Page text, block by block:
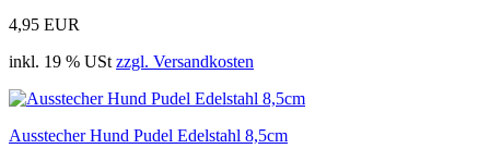
4,95 EUR
inkl. 19 % USt zzgl. Versandkosten
Ausstecher Hund Pudel Edelstahl 8,5cm